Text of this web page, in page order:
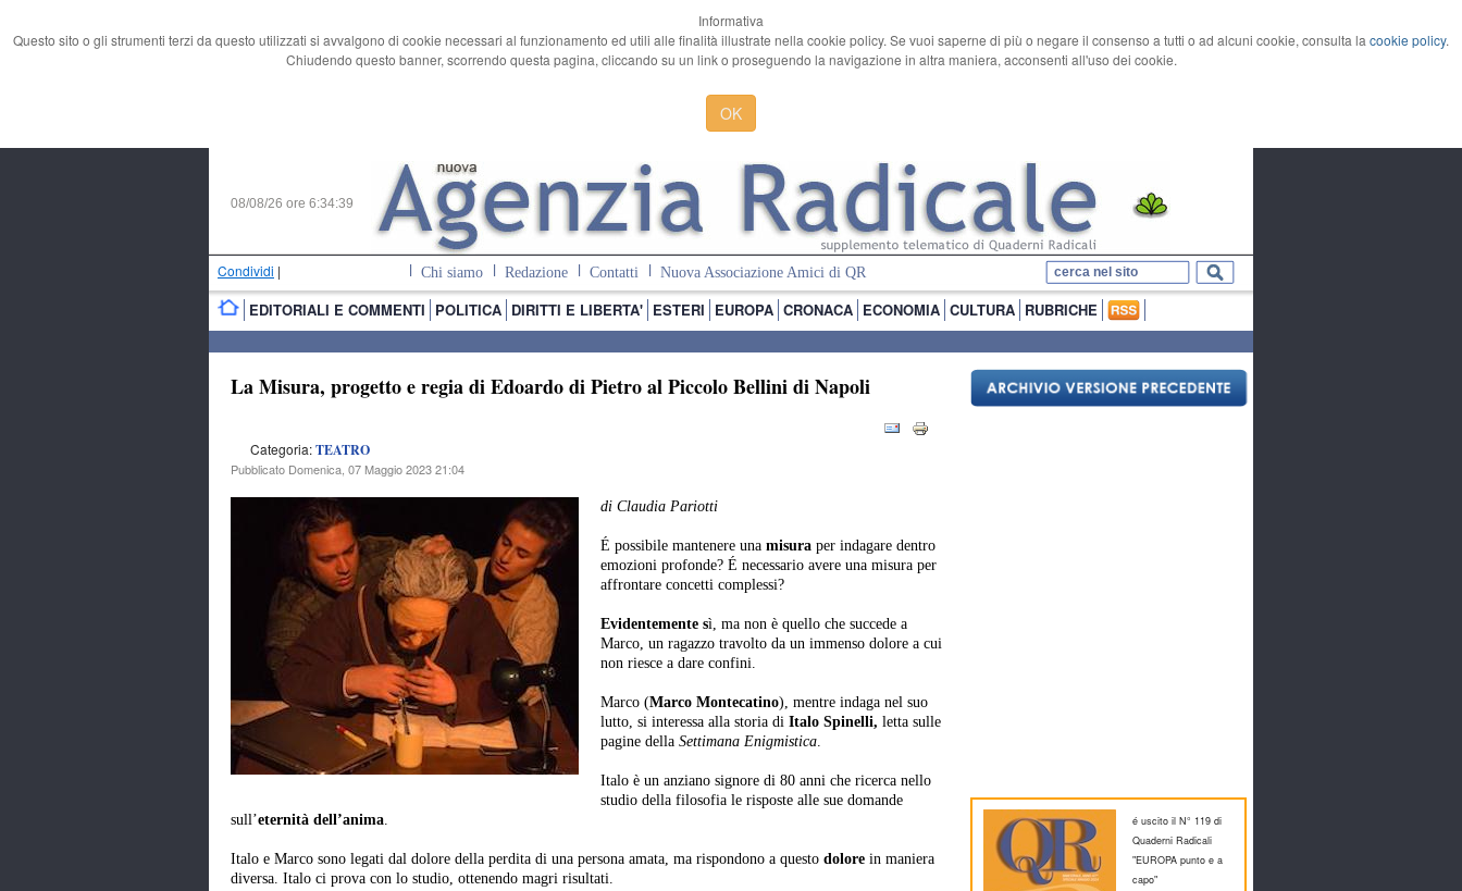
Informativa
Questo sito o gli strumenti terzi da questo utilizzati si avvalgono di cookie necessari al funzionamento ed utili alle finalità illustrate nella cookie policy. Se vuoi saperne di più o negare il consenso a tutti o ad alcuni cookie, consulta la cookie policy.
Chiudendo questo banner, scorrendo questa pagina, cliccando su un link o proseguendo la navigazione in altra maniera, acconsenti all'uso dei cookie.
OK
08/08/26 ore 6:34:40
Condividi | Chi siamo Redazione Contatti Nuova Associazione Amici di QR
EDITORIALI E COMMENTI POLITICA DIRITTI E LIBERTA' ESTERI EUROPA CRONACA ECONOMIA CULTURA RUBRICHE
La Misura, progetto e regia di Edoardo di Pietro al Piccolo Bellini di Napoli
Categoria:TEATRO
Pubblicato Domenica, 07 Maggio 2023 21:04
di Claudia Pariotti
É possibile mantenere una misura per indagare dentro
emozioni profonde? É necessario avere una misura per
affrontare concetti complessi?
Evidentemente sì, ma non è quello che succede a
Marco, un ragazzo travolto da un immenso dolore a cui
non riesce a dare confini.
Marco (Marco Montecatino), mentre indaga nel suo
lutto, si interessa alla storia di Italo Spinelli, letta sulle
pagine della Settimana Enigmistica.
Italo è un anziano signore di 80 anni che ricerca nello
studio della filosofia le risposte alle sue domande
sull’eternità dell’anima.
Italo e Marco sono legati dal dolore della perdita di una persona amata, ma rispondono a questo dolore in maniera
diversa. Italo ci prova con lo studio, ottenendo magri risultati.
é uscito il N° 119 di
Quaderni Radicali
"EUROPA punto e a
capo"